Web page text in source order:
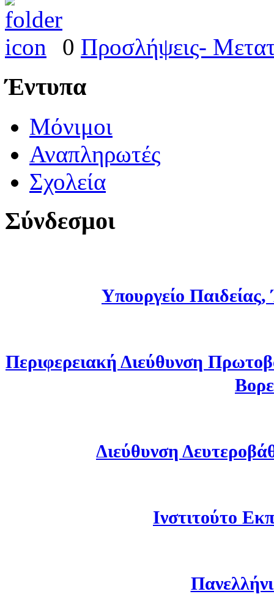
0 Προσλήψεις-
Έντυπα
Μόνιμοι
Αναπληρωτές
Σχολεία
Σύνδεσμοι
Υπουργείο
Περιφερειακή Διεύθυνση
Διεύθυνση
Ινστιτούτο